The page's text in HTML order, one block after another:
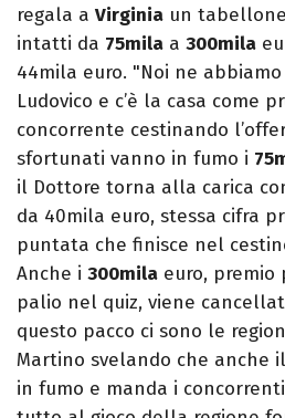
regala a Virginia un
intatti da 75mila a 300mila
44mila euro. "Noi ne
Ludovico e c’è la casa come
concorrente cestinando
sfortunati vanno in fumo i
il Dottore torna alla carica
da 40mila euro, stessa cifra
puntata che finisce nel
Anche i 300mila euro,
palio nel quiz, viene
questo pacco ci sono le
Martino svelando che anche
in fumo e manda i